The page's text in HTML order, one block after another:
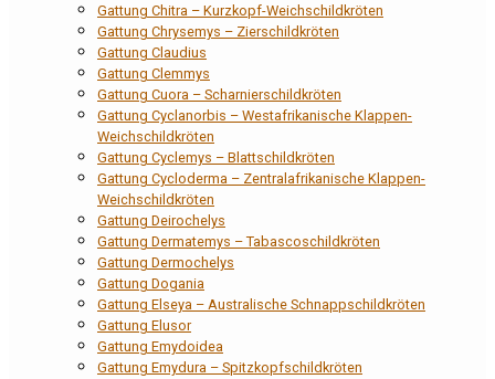
Gattung Chitra – Kurzkopf-Weichschildkröten
Gattung Chrysemys – Zierschildkröten
Gattung Claudius
Gattung Clemmys
Gattung Cuora – Scharnierschildkröten
Gattung Cyclanorbis – Westafrikanische Klappen-
Weichschildkröten
Gattung Cyclemys – Blattschildkröten
Gattung Cycloderma – Zentralafrikanische Klappen-
Weichschildkröten
Gattung Deirochelys
Gattung Dermatemys – Tabascoschildkröten
Gattung Dermochelys
Gattung Dogania
Gattung Elseya – Australische Schnappschildkröten
Gattung Elusor
Gattung Emydoidea
Gattung Emydura – Spitzkopfschildkröten